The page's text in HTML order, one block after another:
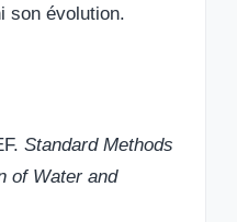
son évolution.
Standard Methods
of Water and